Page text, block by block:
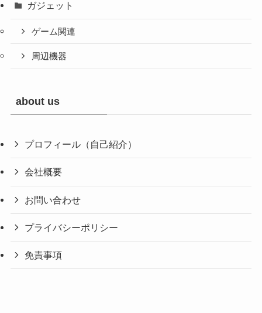
ガジェット
ゲーム関連
周辺機器
about us
プロフィール（自己紹介）
会社概要
お問い合わせ
プライバシーポリシー
免責事項